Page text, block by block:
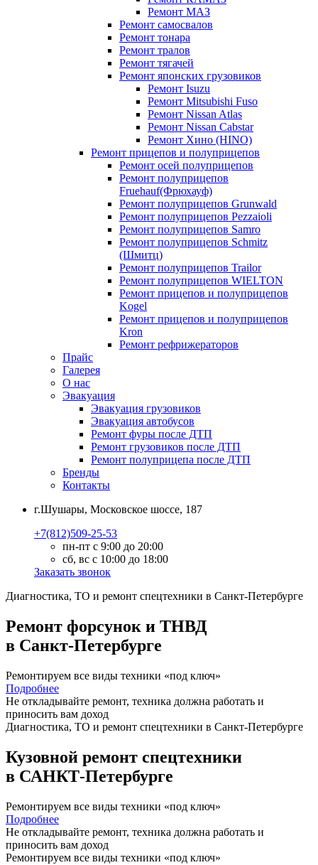
Ремонт МАЗ
Ремонт самосвалов
Ремонт тонара
Ремонт тралов
Ремонт тягачей
Ремонт японских грузовиков
Ремонт Isuzu
Ремонт Mitsubishi Fuso
Ремонт Nissan Atlas
Ремонт Nissan Cabstar
Ремонт Хино (HINO)
Ремонт прицепов и полуприцепов
Ремонт осей полуприцепов
Ремонт полуприцепов
Fruehauf(Фрюхауф)
Ремонт полуприцепов Grunwald
Ремонт полуприцепов Pezzaioli
Ремонт полуприцепов Samro
Ремонт полуприцепов Schmitz
(Шмитц)
Ремонт полуприцепов Trailor
Ремонт полуприцепов WIELTON
Ремонт прицепов и полуприцепов
Kogel
Ремонт прицепов и полуприцепов
Kron
Ремонт рефрижераторов
Прайс
Галерея
О нас
Эвакуация
Эвакуация грузовиков
Эвакуация автобусов
Ремонт фуры после ДТП
Ремонт грузовиков после ДТП
Ремонт полуприцепа после ДТП
Бренды
Контакты
г.Шушары, Московское шоссе, 187
+7(812)509-25-53
пн-пт с 9:00 до 20:00
сб, вс с 10:00 до 18:00
Заказать звонок
Диагностика, ТО и ремонт спецтехники в Санкт-Петербурге
Ремонт форсунок и ТНВД
в Санкт-Петербурге
Ремонтируем все виды техники «под ключ»
Подробнее
Не откладывайте ремонт, техника должна работать и
приносить вам доход
Диагностика, ТО и ремонт спецтехники в Санкт-Петербурге
Кузовной ремонт спецтехники
в САНКТ-Петербурге
Ремонтируем все виды техники «под ключ»
Подробнее
Не откладывайте ремонт, техника должна работать и
приносить вам доход
Ремонтируем все виды техники «под ключ»